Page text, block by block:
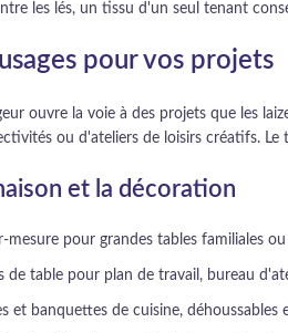
les lés, un tissu d'un seul tenant
pour vos projets
ouvre la voie à des projets que les
ou d'ateliers de loisirs créatifs.
et la décoration
mesure pour grandes tables familiales
de table pour plan de travail, bureau
et banquettes de cuisine,